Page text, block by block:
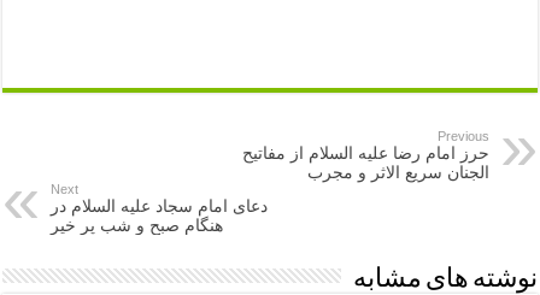
Previous
حرز امام رضا علیه السلام از مفاتیح
الجنان سریع الاثر و مجرب
Next
دعای امام سجاد علیه السلام در
هنگام صبح و شب پر خیر
نوشته های مشابه